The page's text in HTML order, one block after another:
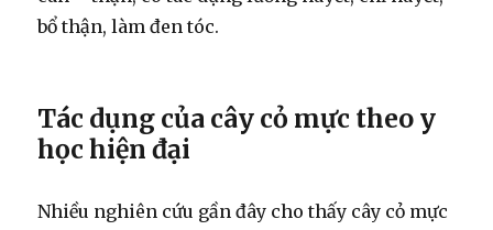
bổ thận, làm đen tóc.
Tác dụng của cây cỏ mực theo y
học hiện đại
Nhiều nghiên cứu gần đây cho thấy cây cỏ mực